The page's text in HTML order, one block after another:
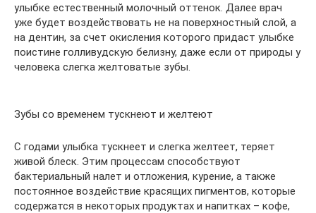
улыбке естественный молочный оттенок. Далее врач
уже будет воздействовать не на поверхностный слой, а
на дентин, за счет окисления которого придаст улыбке
поистине голливудскую белизну, даже если от природы у
человека слегка желтоватые зубы.
Зубы со временем тускнеют и желтеют
С годами улыбка тускнеет и слегка желтеет, теряет
живой блеск. Этим процессам способствуют
бактериальный налет и отложения, курение, а также
постоянное воздействие красящих пигментов, которые
содержатся в некоторых продуктах и напитках – кофе,